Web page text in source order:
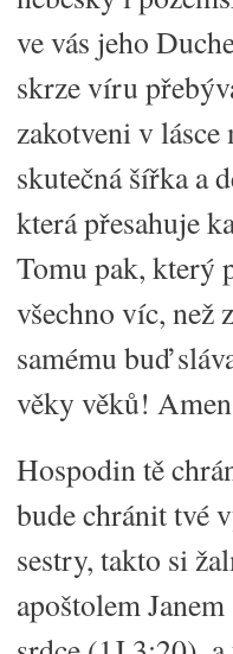
ve vás jeho
skrze víru
zakotveni v
skutečná šířka a
která přesahuje
Tomu pak, který
všechno víc, než
samému buď
věky věků!
Hospodin tě
bude chránit tvé
sestry, takto si
apoštolem